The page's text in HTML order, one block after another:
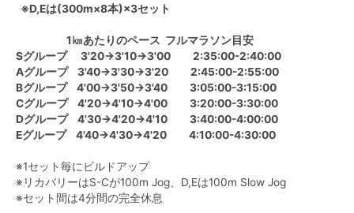
※D,Eは(300m×8本)×3セット
1㎞あたりのペース フルマラソン目安
Sグループ 3'20→3'10→3'00 2:35:00-2:40:00
Aグループ 3'40→3'30→3'20 2:45:00-2:55:00
Bグループ 4'00→3'50→3'40 3:05:00-3:15:00
Cグループ 4'20→4'10→4'00 3:20:00-3:30:00
Dグループ 4'30→4'20→4'10 3:40:00-4:00:00
Eグループ 4'40→4'30→4'20 4:10:00-4:30:00
※1セット毎にビルドアップ
※リカバリーはS-Cが100m Jog、D,Eは100m Slow Jog
※セット間は4分間の完全休息